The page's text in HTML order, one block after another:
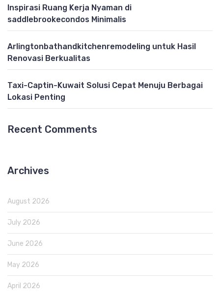
Inspirasi Ruang Kerja Nyaman di
saddlebrookecondos Minimalis
Arlingtonbathandkitchenremodeling untuk Hasil
Renovasi Berkualitas
Taxi-Captin-Kuwait Solusi Cepat Menuju Berbagai
Lokasi Penting
Recent Comments
Archives
August 2026
July 2026
June 2026
May 2026
April 2026